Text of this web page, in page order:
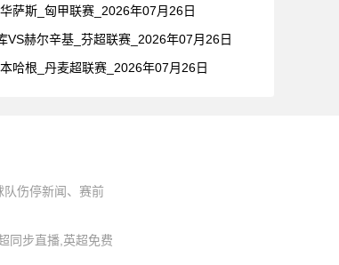
萨斯_匈甲联赛_2026年07月26日
VS赫尔辛基_芬超联赛_2026年07月26日
哈根_丹麦超联赛_2026年07月26日
队伤停新闻、赛前
同步直播,英超免费